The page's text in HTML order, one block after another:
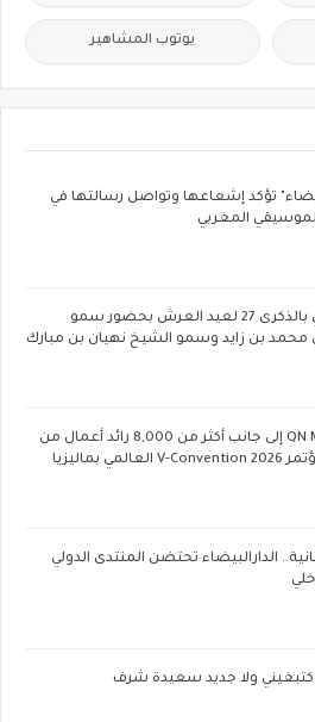
يوتوب المشاهير
تؤكد إشعاعها وتواصل رسالتها في
المغربي
أبوظبي تحتفي بالذكرى 27 لعيد العرش بحضور سمو
محمد بن زايد وسمو الشيخ نهيان بن مبارك
تشارك QN Maroc إلى جانب أكثر من 8,000 رائد أعمال من
الدارالبيضاء تحتضن المنتدى الدولي
كتبغيني ولا جديد سعيدة شرف